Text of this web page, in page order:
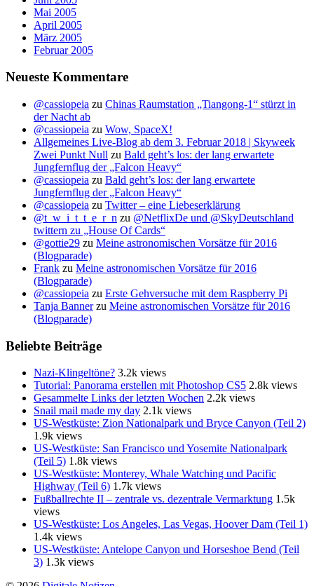
Mai 2005
April 2005
März 2005
Februar 2005
Neueste Kommentare
@cassiopeia zu Chinas Raumstation „Tiangong-1“ stürzt in
der Nacht ab
@cassiopeia zu Wow, SpaceX!
Allgemeines Live-Blog ab dem 3. Februar 2018 | Skyweek
Zwei Punkt Null zu Bald geht’s los: der lang erwartete
Jungfernflug der „Falcon Heavy“
@cassiopeia zu Bald geht’s los: der lang erwartete
Jungfernflug der „Falcon Heavy“
@cassiopeia zu Twitter – eine Liebeserklärung
@t_w_i_t_t_e_r_n zu @NetflixDe und @SkyDeutschland
twittern zu „House Of Cards“
@gottie29 zu Meine astronomischen Vorsätze für 2016
(Blogparade)
Frank zu Meine astronomischen Vorsätze für 2016
(Blogparade)
@cassiopeia zu Erste Gehversuche mit dem Raspberry Pi
Tanja Bannerzu Meine astronomischen Vorsätze für 2016
(Blogparade)
Beliebte Beiträge
Nazi-Klingeltöne? 3.2k views
Tutorial: Panorama erstellen mit Photoshop CS5 2.8k views
Gesammelte Links der letzten Wochen 2.2k views
Snail mail made my day 2.1k views
US-Westküste: Zion Nationalpark und Bryce Canyon (Teil 2)
1.9k views
US-Westküste: San Francisco und Yosemite Nationalpark
(Teil 5) 1.8k views
US-Westküste: Monterey, Whale Watching und Pacific
Highway (Teil 6) 1.7k views
Fußballrechte II – zentrale vs. dezentrale Vermarktung 1.5k
views
US-Westküste: Los Angeles, Las Vegas, Hoover Dam (Teil 1)
1.4k views
US-Westküste: Antelope Canyon und Horseshoe Bend (Teil
3) 1.3k views